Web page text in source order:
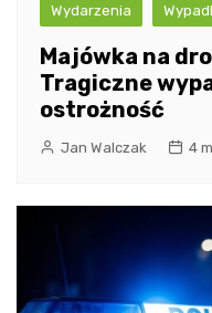
Wydarzenia
Majówka na
Tragiczne
ostrożność
Jan Walczak 4